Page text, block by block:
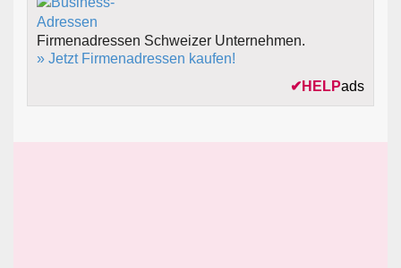
Firmenadressen Schweizer Unternehmen.
» Jetzt Firmenadressen kaufen!
✔ HELPads